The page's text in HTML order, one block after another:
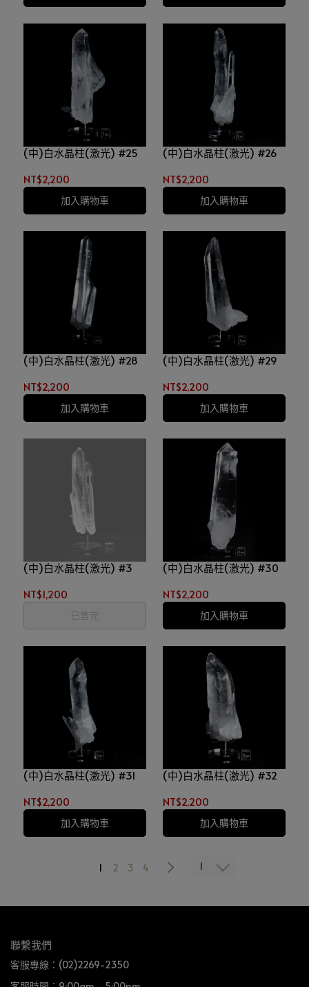
(中)白水晶柱(激光) #25
NT$2,200
加入購物車
(中)白水晶柱(激光) #26
NT$2,200
加入購物車
(中)白水晶柱(激光) #28
NT$2,200
加入購物車
(中)白水晶柱(激光) #29
NT$2,200
加入購物車
(中)白水晶柱(激光) #3
NT$1,200
已售完
(中)白水晶柱(激光) #30
NT$2,200
加入購物車
(中)白水晶柱(激光) #31
NT$2,200
加入購物車
(中)白水晶柱(激光) #32
NT$2,200
加入購物車
1 2 3 4 1
聯繫我們
客服專線：(02)2269-2350